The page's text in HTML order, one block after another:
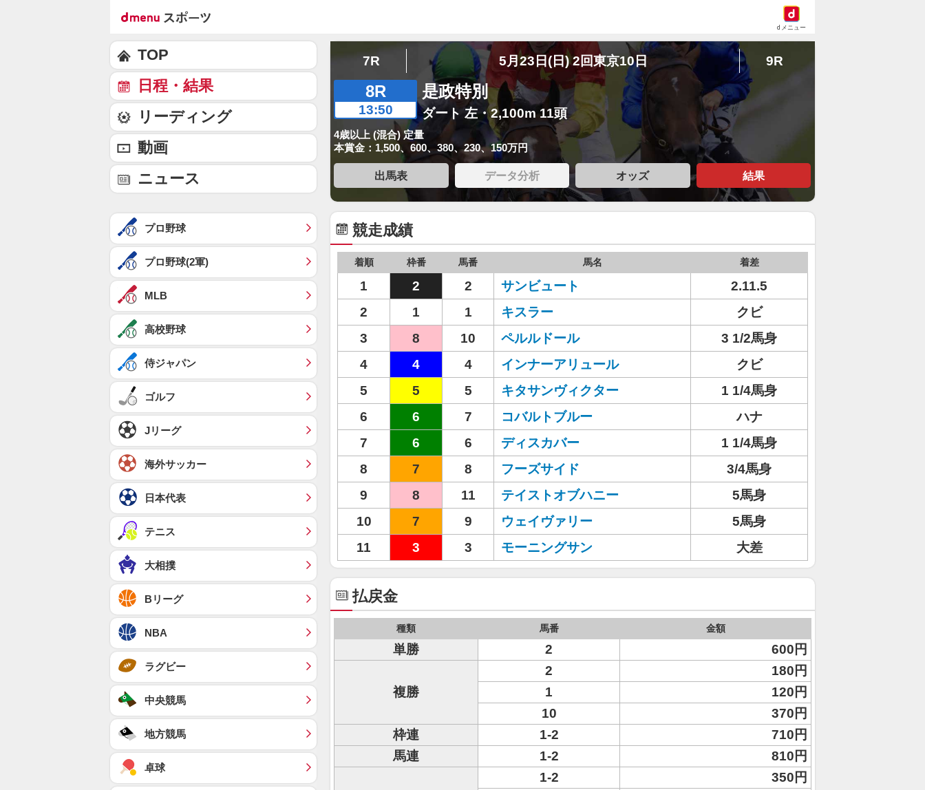
dメニュー
7R 5月23日(日) 2回東京10日 9R
8R
13:50
是政特別
ダート 左・2,100m 11頭
4歳以上 (混合) 定量
本賞金：1,500、600、380、230、150万円
出馬表 データ分析 オッズ 結果
競走成績
着順 枠番 馬番 馬名 着差
1 2 2 サンビュート
2.11.5
2
1 1 キスラー
クビ
3
8 10 ペルルドール
3 1/2馬身
4
4 4 インナーアリュール
クビ
5
5 5 キタサンヴィクター
1 1/4馬身
6
6 7 コバルトブルー
ハナ
7
6 6 ディスカバー
1 1/4馬身
8
7 8 フーズサイド
3/4馬身
9
8 11 テイストオブハニー
5馬身
10
7 9 ウェイヴァリー
5馬身
11
3 3 モーニングサン 大差
払戻金
種類 馬番 金額
単勝 2 600円
複勝
2
180円
1
120円
10
370円
枠連
1-2
710円
馬連
1-2 810円
1-2
350円
TOP
日程・結果
リーディング
動画
ニュース
プロ野球
プロ野球(2軍)
MLB
高校野球
侍ジャパン
ゴルフ
Jリーグ
海外サッカー
日本代表
テニス
大相撲
Bリーグ
NBA
ラグビー
中央競馬
地方競馬
卓球